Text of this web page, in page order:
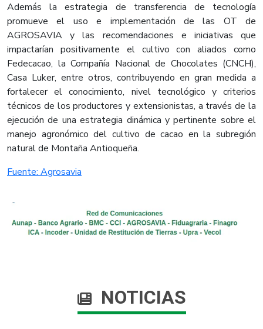
Además la estrategia de transferencia de tecnología
promueve el uso e implementación de las OT de
AGROSAVIA y las recomendaciones e iniciativas que
impactarían positivamente el cultivo con aliados como
Fedecacao, la Compañía Nacional de Chocolates (CNCH),
Casa Luker, entre otros, contribuyendo en gran medida a
fortalecer el conocimiento, nivel tecnológico y criterios
técnicos de los productores y extensionistas, a través de la
ejecución de una estrategia dinámica y pertinente sobre el
manejo agronómico del cultivo de cacao en la subregión
natural de Montaña Antioqueña.​
Fuente: Agrosavia​
NOTICIAS